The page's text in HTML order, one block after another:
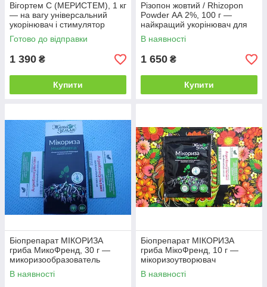
Вігортем С (МЕРИСТЕМ), 1 кг
— на вагу універсальний
укорінювач і стимулятор
росту для рослин радифарм
Готово до відправки
1 390 ₴
Купити
Різопон жовтий / Rhizopon
Powder АА 2%, 100 г —
найкращий укорінювач для
рослин, Rhizopon BV
В наявності
1 650 ₴
Купити
Біопрепарат МІКОРИЗА
гриба МикоФренд, 30 г —
микоризообразователь
(симбіотичний) препарат
В наявності
Біопрепарат МІКОРИЗА
гриба МікоФренд, 10 г —
мікоризоутворювач
(симбіотичний препарат)
В наявності